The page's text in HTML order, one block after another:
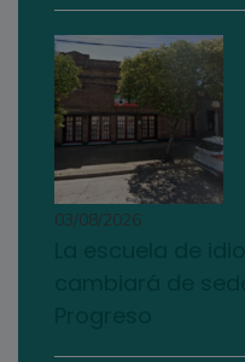
03/08/2026